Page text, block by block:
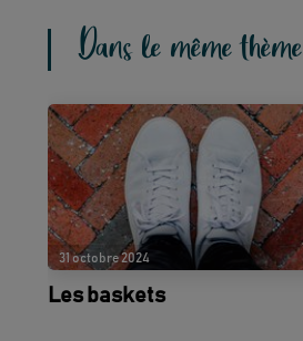
Dans le même thème
31 octobre 2024
Les baskets